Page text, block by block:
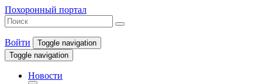
Похоронный портал
Войти
Toggle navigation
Toggle navigation
Новости